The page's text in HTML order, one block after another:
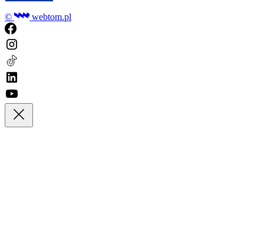
© webtom.pl